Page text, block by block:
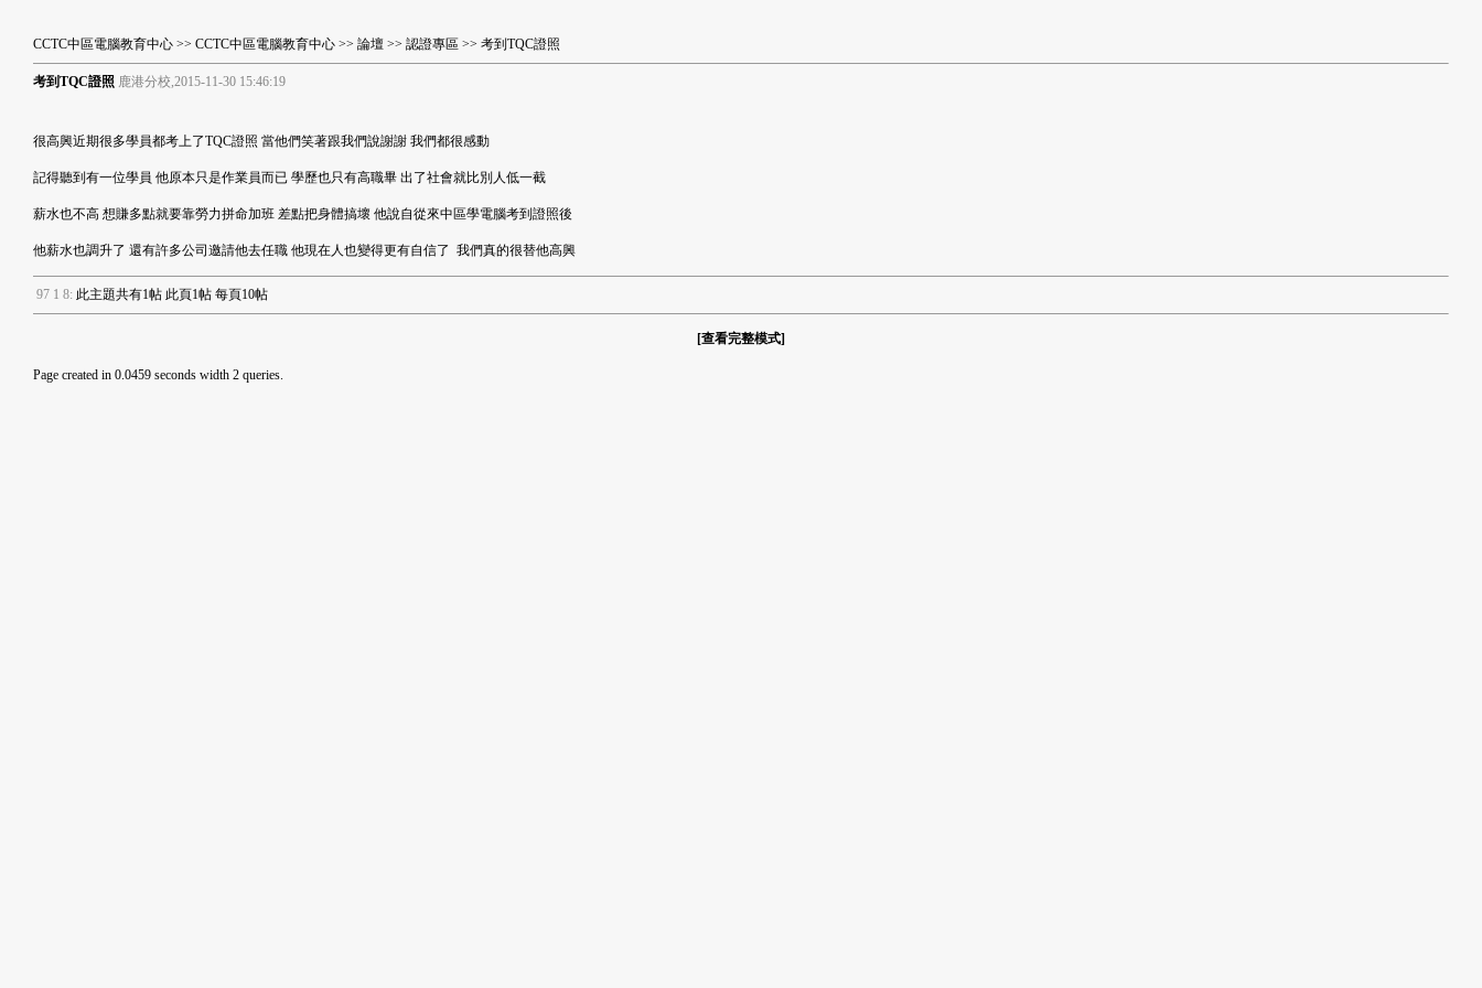
CCTC中區電腦教育中心 >> CCTC中區電腦教育中心 >> 論壇 >> 認證專區 >> 考到TQC證照
考到TQC證照 鹿港分校,2015-11-30 15:46:19
很高興近期很多學員都考上了TQC證照 當他們笑著跟我們說謝謝 我們都很感動
記得聽到有一位學員 他原本只是作業員而已 學歷也只有高職畢 出了社會就比別人低一截
薪水也不高 想賺多點就要靠勞力拼命加班 差點把身體搞壞 他說自從來中區學電腦考到證照後
他薪水也調升了 還有許多公司邀請他去任職 他現在人也變得更有自信了 我們真的很替他高興
97 1 8: 此主題共有1帖 此頁1帖 每頁10帖
[查看完整模式]
Page created in 0.0459 seconds width 2 queries.